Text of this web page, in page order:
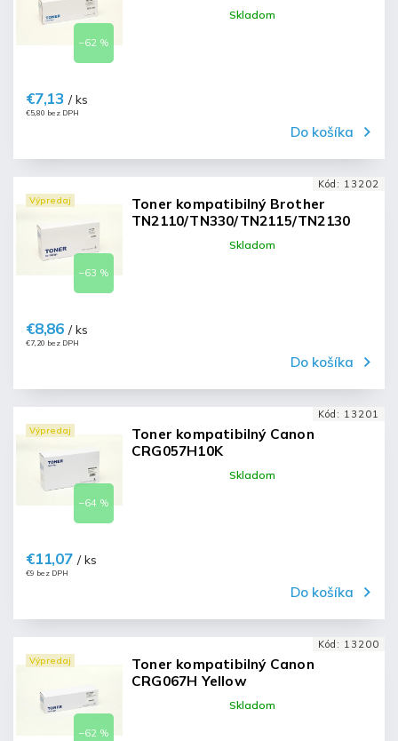
–62 %
Skladom
€5,80 bez DPH
€7,13 / ks
Do košíka
Výpredaj
–63 %
Toner kompatibilný Brother
TN2110/TN330/TN2115/TN2130
Skladom
€7,20 bez DPH
€8,86 / ks
Do košíka
Kód: 13202
Výpredaj
–64 %
Toner kompatibilný Canon
CRG057H10K
Skladom
€9 bez DPH
€11,07 / ks
Do košíka
Kód: 13201
Výpredaj
–62 %
Toner kompatibilný Canon
CRG067H Yellow
Skladom
Kód: 13200